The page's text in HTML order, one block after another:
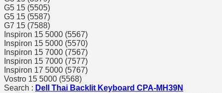
G5 15 (5505)
G5 15 (5587)
G7 15 (7588)
Inspiron 15 5000 (5567)
Inspiron 15 5000 (5570)
Inspiron 15 7000 (7567)
Inspiron 15 7000 (7577)
Inspiron 17 5000 (5767)
Vostro 15 5000 (5568)
Search : Dell Thai Backlit Keyboard CPA-MH39N